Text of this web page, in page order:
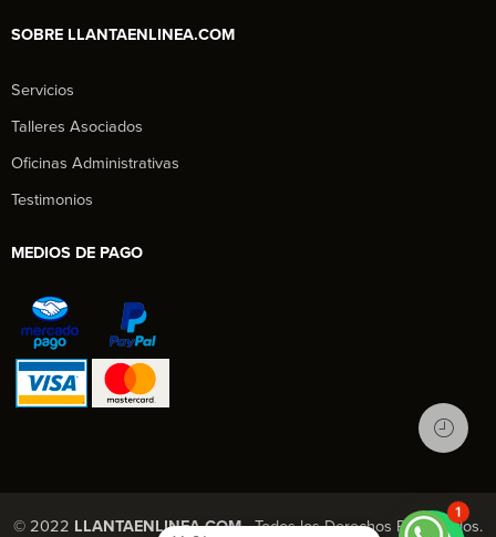
SOBRE LLANTAENLINEA.COM
Servicios
Talleres Asociados
Oficinas Administrativas
Testimonios
MEDIOS DE PAGO
© 2022 LLANTAENLINEA.COM- Todos los Derechos Reservados.
1